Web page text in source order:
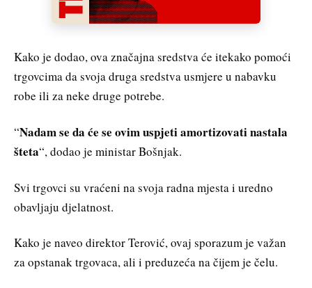
Kako je dodao, ova značajna sredstva će itekako pomoći
trgovcima da svoja druga sredstva usmjere u nabavku
robe ili za neke druge potrebe.
“Nadam se da će se ovim uspjeti amortizovati nastala
šteta“, dodao je ministar Bošnjak.
Svi trgovci su vraćeni na svoja radna mjesta i uredno
obavljaju djelatnost.
Kako je naveo direktor Terović, ovaj sporazum je važan
za opstanak trgovaca, ali i preduzeća na čijem je čelu.